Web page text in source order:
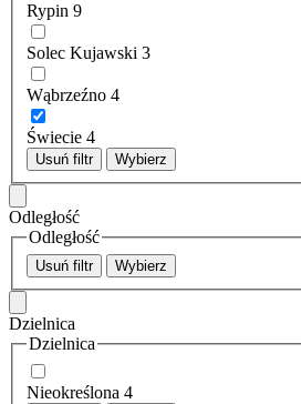
Rypin 9
Solec Kujawski 3
Wąbrzeźno 4
Świecie 4
Usuń filtr Wybierz
Odległość
Odległość
Usuń filtr Wybierz
Dzielnica
Dzielnica
Nieokreślona 4